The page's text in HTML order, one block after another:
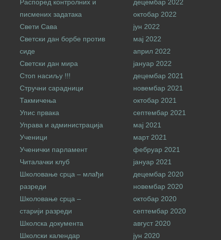
Распоред контролних и
писмених задатака
Свети Сава
Светски дан борбе против
сиде
Светски дан мира
Стоп насиљу !!!
Стручни сарадници
Такмичења
Упис првака
Управа и администрација
Ученици
Ученички парламент
Читалачки клуб
Школовање срца – млађи
разреди
Школовање срца –
старији разреди
Школска документа
Школски календар
децембар 2022
октобар 2022
јун 2022
мај 2022
април 2022
јануар 2022
децембар 2021
новембар 2021
октобар 2021
септембар 2021
мај 2021
март 2021
фебруар 2021
јануар 2021
децембар 2020
новембар 2020
октобар 2020
септембар 2020
август 2020
јун 2020